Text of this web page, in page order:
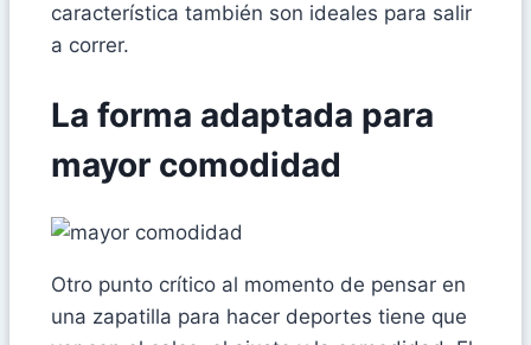
característica también son ideales para salir
a correr.
La forma adaptada para
mayor comodidad
Otro punto crítico al momento de pensar en
una zapatilla para hacer deportes tiene que